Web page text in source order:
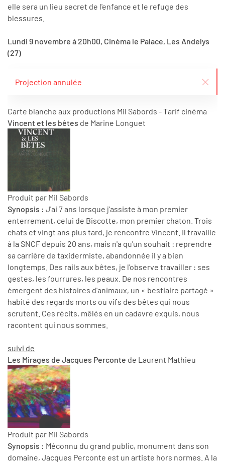
elle sera un lieu secret de l'enfance et le refuge des
blessures.
Lundi 9 novembre à 20h00, Cinéma le Palace, Les Andelys
(27)
Projection annulée
Carte blanche aux productions Mil Sabords - Tarif cinéma
Vincent et les bêtes de Marine Longuet
Produit par Mil Sabords
Synopsis : J'ai 7 ans lorsque j'assiste à mon premier
enterrement, celui de Biscotte, mon premier chaton. Trois
chats et vingt ans plus tard, je rencontre Vincent. Il travaille
à la SNCF depuis 20 ans, mais n'a qu'un souhait : reprendre
sa carrière de taxidermiste, abandonnée il y a bien
longtemps. Des rails aux bêtes, je l'observe travailler : ses
gestes, les fourrures, les peaux. De nos rencontres
émergent des histoires d'animaux, un « bestiaire partagé »
habité des regards morts ou vifs des bêtes qui nous
scrutent. Ces récits, mêlés en un cadavre exquis, nous
racontent qui nous sommes.
suivi de
Les Mirages de Jacques Perconte de Laurent Mathieu
Produit par Mil Sabords
Synopsis : Méconnu du grand public, monument dans son
domaine, Jacques Perconte est un artiste hors normes. A la